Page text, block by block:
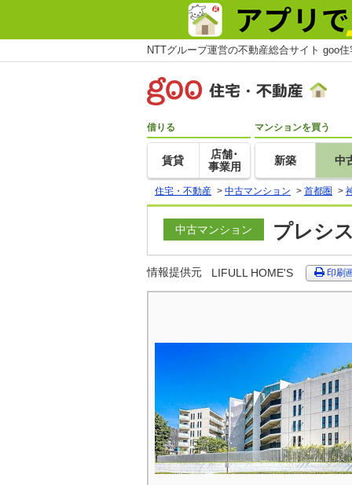
NTTグループ運営の不動産総合サイト goo
借りる
賃貸
店舗･
事業用
マンションを買う
新築 中
住宅・不動産 > 中古マンション > 首都圏 >
中古マンション プレシ
情報提供元 LIFULL HOME'S 印刷